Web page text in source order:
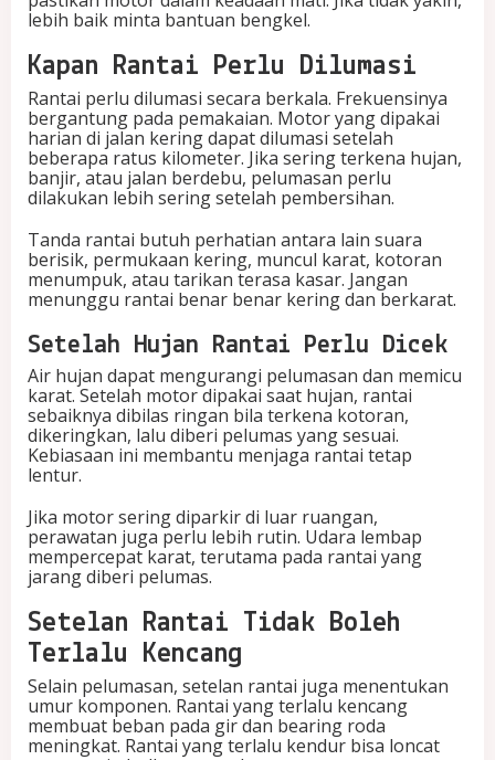
lebih baik minta bantuan bengkel.
Kapan Rantai Perlu Dilumasi
Rantai perlu dilumasi secara berkala. Frekuensinya
bergantung pada pemakaian. Motor yang dipakai
harian di jalan kering dapat dilumasi setelah
beberapa ratus kilometer. Jika sering terkena hujan,
banjir, atau jalan berdebu, pelumasan perlu
dilakukan lebih sering setelah pembersihan.
Tanda rantai butuh perhatian antara lain suara
berisik, permukaan kering, muncul karat, kotoran
menumpuk, atau tarikan terasa kasar. Jangan
menunggu rantai benar benar kering dan berkarat.
Setelah Hujan Rantai Perlu Dicek
Air hujan dapat mengurangi pelumasan dan memicu
karat. Setelah motor dipakai saat hujan, rantai
sebaiknya dibilas ringan bila terkena kotoran,
dikeringkan, lalu diberi pelumas yang sesuai.
Kebiasaan ini membantu menjaga rantai tetap
lentur.
Jika motor sering diparkir di luar ruangan,
perawatan juga perlu lebih rutin. Udara lembap
mempercepat karat, terutama pada rantai yang
jarang diberi pelumas.
Setelan Rantai Tidak Boleh
Terlalu Kencang
Selain pelumasan, setelan rantai juga menentukan
umur komponen. Rantai yang terlalu kencang
membuat beban pada gir dan bearing roda
meningkat. Rantai yang terlalu kendur bisa loncat